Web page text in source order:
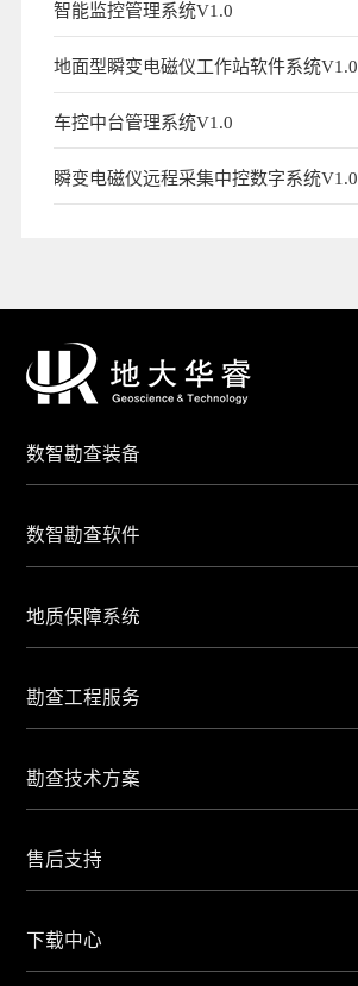
智能监控管理系统V1.0
地面型瞬变电磁仪工作站软件系统V1.0
车控中台管理系统V1.0
瞬变电磁仪远程采集中控数字系统V1.0
数智勘查装备
数智勘查软件
地质保障系统
勘查工程服务
勘查技术方案
售后支持
下载中心